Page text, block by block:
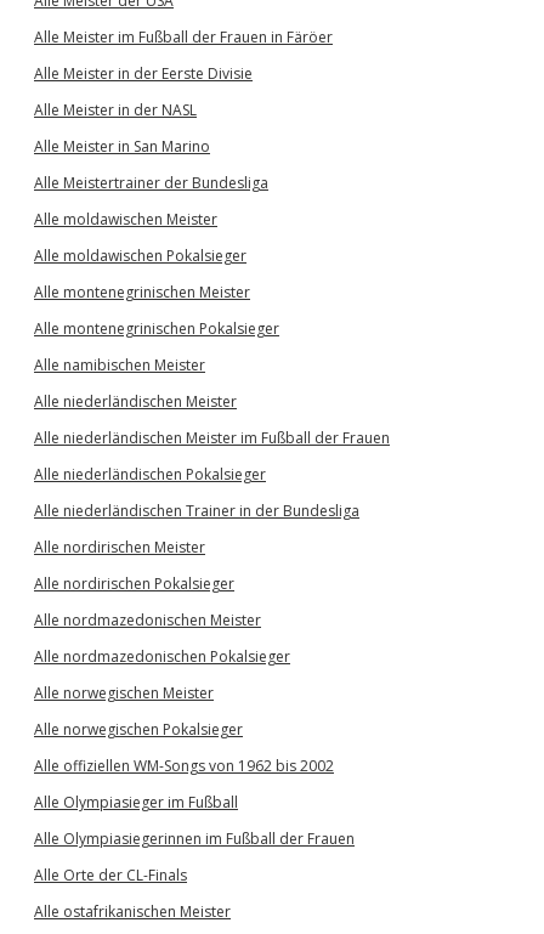
Alle Meister im Fußball der Frauen in Färöer
Alle Meister in der Eerste Divisie
Alle Meister in der NASL
Alle Meister in San Marino
Alle Meistertrainer der Bundesliga
Alle moldawischen Meister
Alle moldawischen Pokalsieger
Alle montenegrinischen Meister
Alle montenegrinischen Pokalsieger
Alle namibischen Meister
Alle niederländischen Meister
Alle niederländischen Meister im Fußball der Frauen
Alle niederländischen Pokalsieger
Alle niederländischen Trainer in der Bundesliga
Alle nordirischen Meister
Alle nordirischen Pokalsieger
Alle nordmazedonischen Meister
Alle nordmazedonischen Pokalsieger
Alle norwegischen Meister
Alle norwegischen Pokalsieger
Alle offiziellen WM-Songs von 1962 bis 2002
Alle Olympiasieger im Fußball
Alle Olympiasiegerinnen im Fußball der Frauen
Alle Orte der CL-Finals
Alle ostafrikanischen Meister